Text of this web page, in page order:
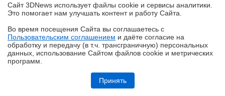
Обзор игрового ноутбука ASUS ROG Zephyrus G14 GU405: пример
удачной погони за двумя зайцами
© 1997—2026 Электронное периодическое издание "3ДНьюс" | Свидетельство о
регистрации СМИ Эл ФС 77-22224
массовых коммуникаций и охране культурного наследия
При цитировании документа ссылка на сайт с указанием автора обязательна. Полное
заимствование документа является нарушением
российского и международного законодательства и возможно только с согласия
редакции 3DNews.
Сайт 3DNews использует файлы cookie и сервисы аналитики.
Это помогает нам улучшать контент и работу Cайта.
Во время посещения Cайта вы соглашаетесь с
Пользовательским соглашением и даёте согласие на
обработку и передачу (в т.ч. трансграничную) персональных
данных, использование Cайтом файлов cookie и метрических
программ.
Принять